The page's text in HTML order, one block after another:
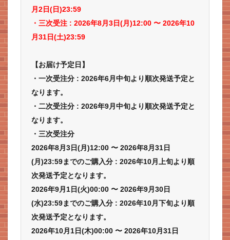
月2日(日)23:59
・三次受注 : 2026年8月3日(月)12:00 〜 2026年10
月31日(土)23:59
【お届け予定日】
・一次受注分 : 2026年6月中旬より順次発送予定と
なります。
・二次受注分 : 2026年9月中旬より順次発送予定と
なります。
・三次受注分
2026年8月3日(月)12:00 〜 2026年8月31日
(月)23:59までのご購入分 : 2026年10月上旬より順
次発送予定となります。
2026年9月1日(火)00:00 〜 2026年9月30日
(水)23:59までのご購入分 : 2026年10月下旬より順
次発送予定となります。
2026年10月1日(木)00:00 〜 2026年10月31日